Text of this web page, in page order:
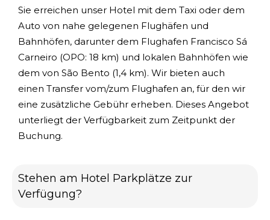
Sie erreichen unser Hotel mit dem Taxi oder dem
Auto von nahe gelegenen Flughäfen und
Bahnhöfen, darunter dem Flughafen Francisco Sá
Carneiro (OPO: 18 km) und lokalen Bahnhöfen wie
dem von São Bento (1,4 km). Wir bieten auch
einen Transfer vom/zum Flughafen an, für den wir
eine zusätzliche Gebühr erheben. Dieses Angebot
unterliegt der Verfügbarkeit zum Zeitpunkt der
Buchung.
Stehen am Hotel Parkplätze zur
Verfügung?